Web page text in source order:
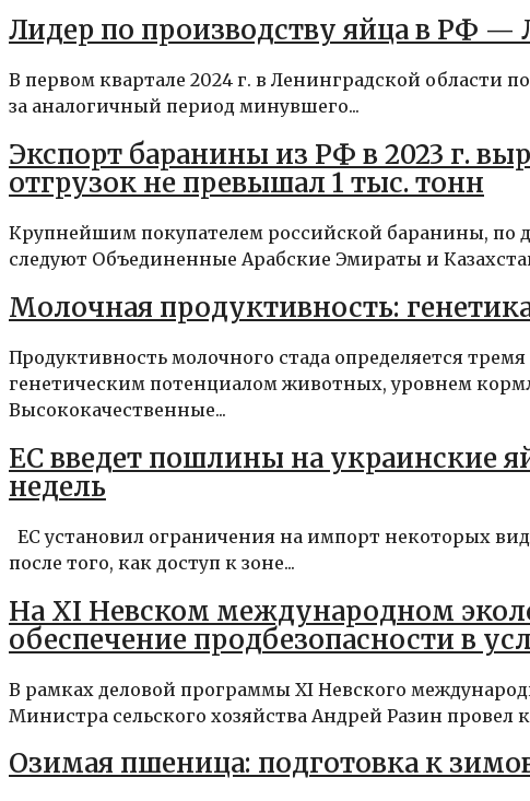
Лидер по производству яйца в РФ —
В первом квартале 2024 г. в Ленинградской области
за аналогичный период минувшего...
Экспорт баранины из РФ в 2023 г.
отгрузок не превышал 1 тыс. тонн
Крупнейшим покупателем российской баранины, по
следуют Объединенные Арабские Эмираты и
Молочная продуктивность:
Продуктивность молочного стада определяется
генетическим потенциалом животных, уровнем
Высококачественные...
ЕС введет пошлины на украинские
недель
ЕС установил ограничения на импорт некоторых
после того, как доступ к зоне...
На XI Невском международном
обеспечение продбезопасности в
В рамках деловой программы XI Невского
Министра сельского хозяйства Андрей Разин провел
Озимая пшеница: подготовка к